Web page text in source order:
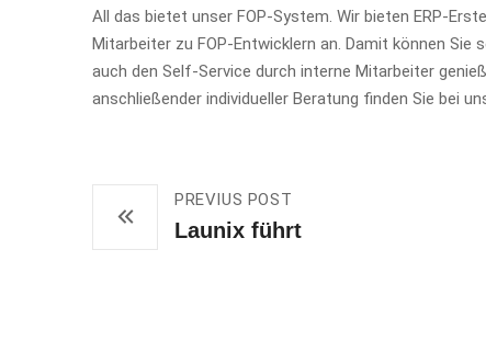
All das bietet unser FOP-System. Wir bieten ERP-
Mitarbeiter zu FOP-Entwicklern an. Damit können
auch den Self-Service durch interne Mitarbeiter
anschließender individueller Beratung finden Sie bei
PREVIUS POST
Launix führt